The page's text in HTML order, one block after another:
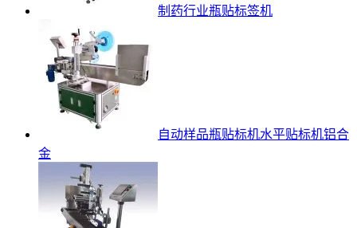
制药行业瓶贴标签机
自动样品瓶贴标机水平贴标机铝合
金